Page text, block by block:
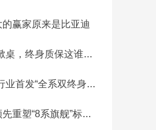
赢家原来是比亚迪
终身质保这谁顶得住？
系双终身质保” 重树汽车服务新标杆
标杆！神行者8首台量产车下线，8月10日预售